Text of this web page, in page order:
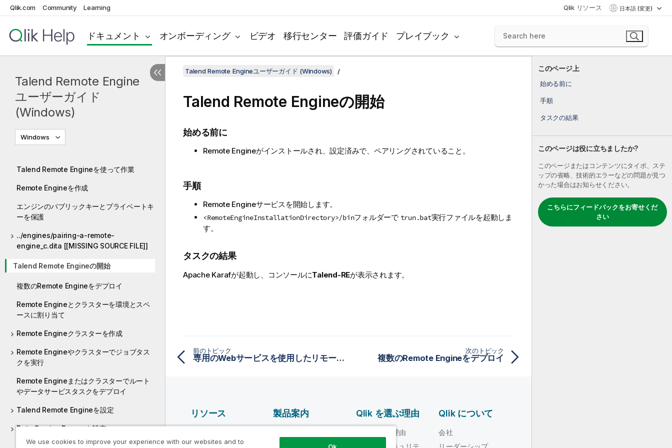
Qlik.com Community Learning Qlik リソース 日本語 (変更)
ドキュメント オンボーディング ビデオ 移行センター 評価ガイド プレイブック
Talend Remote Engine
ユーザーガイド
(Windows)
Windows
Talend Remote Engineを使って作業
Remote Engineを作成
エンジンのパブリックキーとプライベートキ
ーを保護
../engines/pairing-a-remote-
engine_c.dita [[MISSING SOURCE FILE]]
Talend Remote Engineの開始
複数のRemote Engineをデプロイ
Remote Engineとクラスターを環境とスペ
ースに割り当て
Remote Engineクラスターを作成
Remote Engineやクラスターでジョブタス
クを実行
Remote Engineまたはクラスターでルート
やデータサービスタスクをデプロイ
Talend Remote Engineを設定
Data Service Runnerを設定
このページ上
始める前に
手順
タスクの結果
このページは役に立ちましたか?
このページまたはコンテンツにタイポ、ステ
ップの省略、技術的エラーなどの問題が見つ
かった場合はお知らせください。
こちらにフィードバックをお寄せくだ
さい
Talend Remote Engineユーザーガイド (Windows)
Talend Remote Engineの開始
始める前に
Remote Engineがインストールされ、設定済みで、ペアリングされていること。
手順
Remote Engineサービスを開始します。
<RemoteEngineInstallationDirectory>/binフォルダーで trun.bat実行ファイルを起動しま
す。
タスクの結果
Apache Karafが起動し、コンソールにTalend-REが表示されます。
前のトピック
専用のWebサービスを使用したリモートエンジンのペアリングまたは再ペアリング
次のトピック
複数のRemote Engineをデプロイ
リソース
Qlik Developer
製品案内
品質
Qlik を選ぶ理由
Qlik を選ぶ理由
信頼性とセキュリテ
Qlik について
会社
リーダーシップ
We use cookies to improve your experience with our websites and to